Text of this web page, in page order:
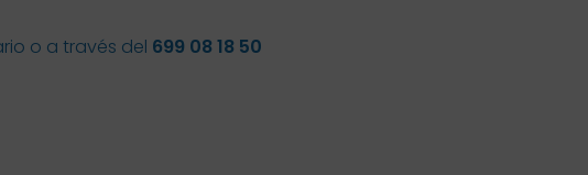
o a través del 699 08 18 50